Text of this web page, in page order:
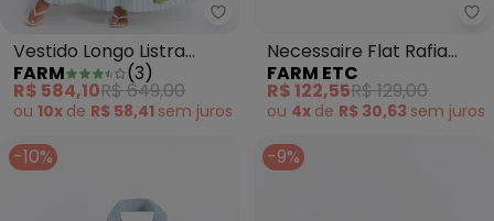
Farm - Vestido Longo Listra
Vestido Longo Listra
Alexia Azul
FARM (3)
R$ 584,10R$ 649,00
ou 10x de R$ 58,41 sem juros
Necessaire Flat Rafia
Multicolor Verde
FARM ETC
R$ 122,55R$ 129,00
ou 4x de R$ 30,63 sem juros
-10% -9%